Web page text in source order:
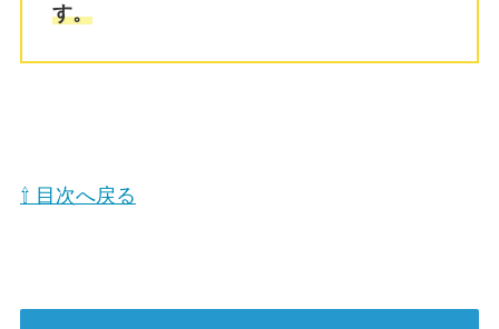
す。
⇧ 目次へ戻る